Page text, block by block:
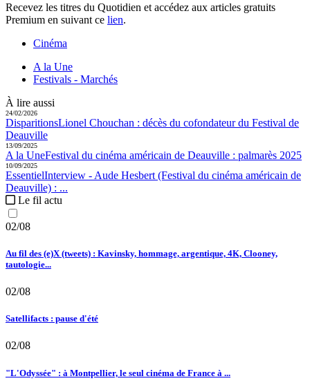
Recevez les titres du Quotidien et accédez aux articles gratuits
Premium en suivant ce lien.
Cinéma
A la Une
Festivals - Marchés
À lire aussi
24/02/2026
DisparitionsLionel Chouchan : décès du cofondateur du Festival de
Deauville
13/09/2025
A la UneFestival du cinéma américain de Deauville : palmarès 2025
10/09/2025
EssentielInterview - Aude Hesbert (Festival du cinéma américain de
Deauville) : ...
Le fil actu
02/08
Au fil des (e)X (tweets) : Kavinsky, hommage, argentique, 4K, Clooney,
tautologie...
02/08
Satellifacts : pause d'été
02/08
"L'Odyssée" : à Montpellier, le seul cinéma de France à ...